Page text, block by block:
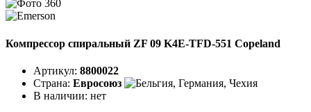
Компрессор спиральный ZF 09 K4E-TFD-551 Copeland
Артикул: 8800022
Страна: Евросоюз
В наличии: нет